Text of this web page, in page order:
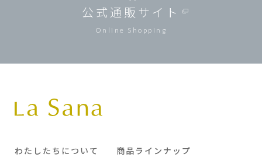
公式通販サイト
Online Shopping
わたしたちについて
商品ラインナップ